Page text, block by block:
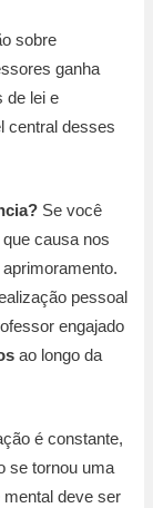
sobre
ganha
de lei e
central desses
Se você
causa nos
pessoal
engajado
ao longo da
é constante,
se tornou uma
deve ser